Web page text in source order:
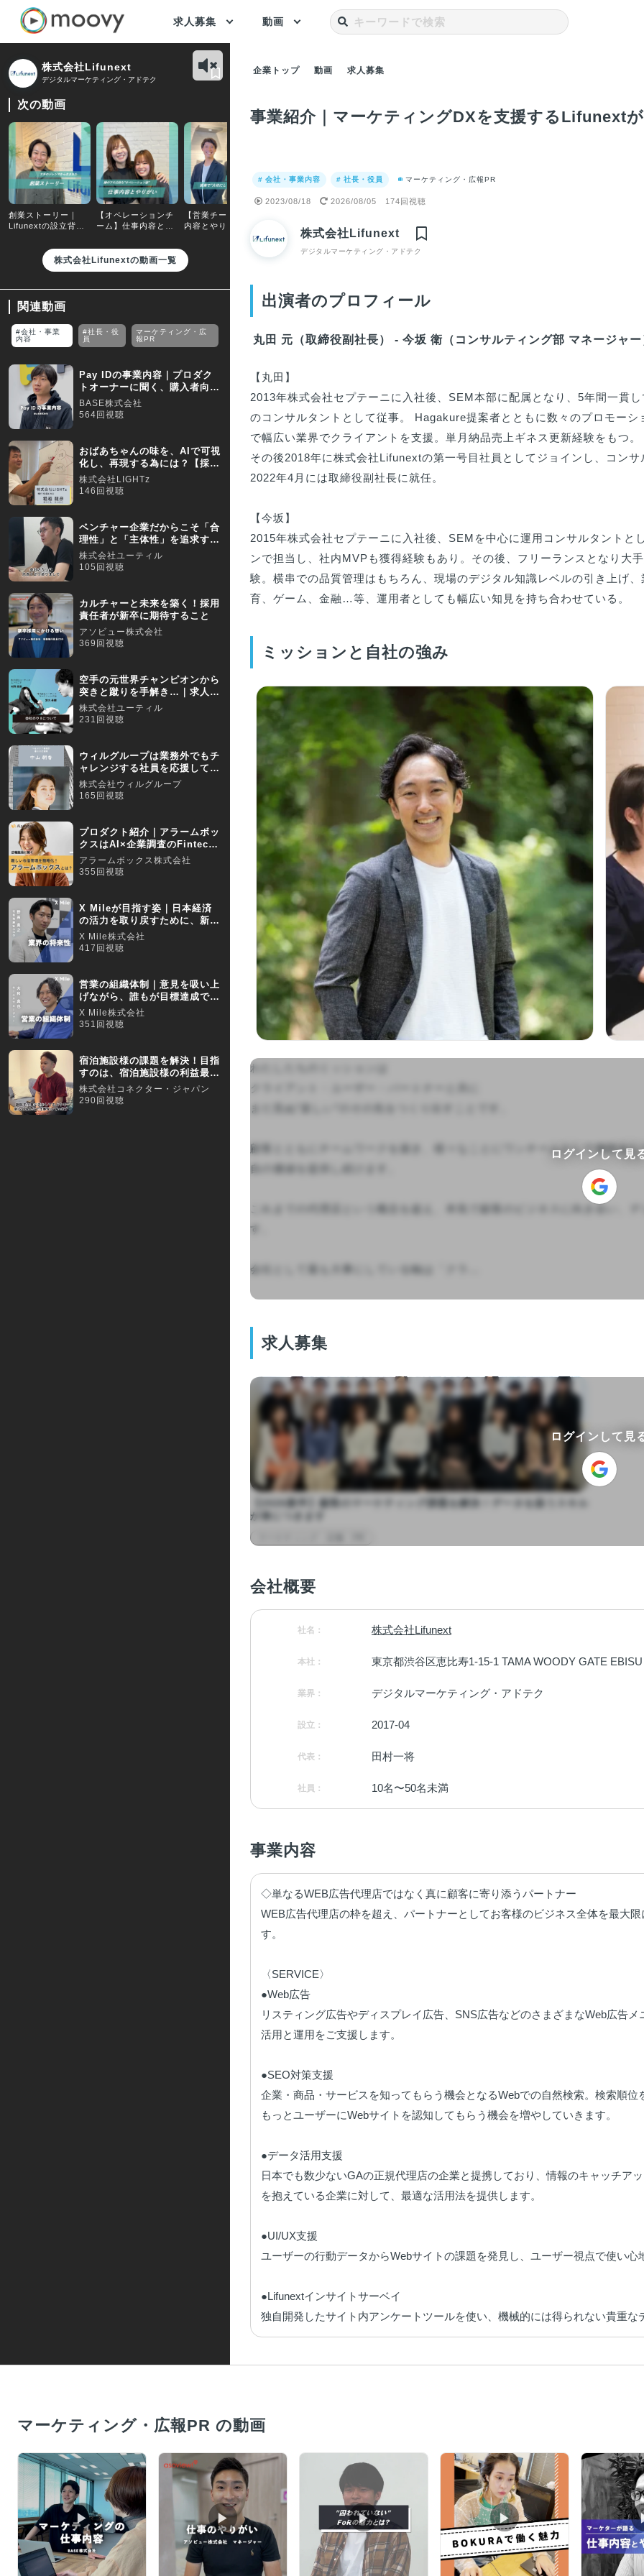
求人募集 動画
株式会社Lifunext
デジタルマーケティング・アドテク
次の動画
創業ストーリー｜
Lifunextの設立背景
【オペレーションチ
ーム】仕事内容とや
【営業チーム】仕事
内容とやりがいにつ
語る、Lifunextに入
社して良かったこと
内容とやりがいにつ
いて
株式会社Lifunextの動画一覧
関連動画
#会社・事業
内容
#社長・役
員
マーケティング・広
報PR
Pay IDの事業内容｜プロダク
トオーナーに聞く、購入者向け
新規事業とは
BASE株式会社
564回視聴
おばあちゃんの味を、AIで可視
化し、再現する為には？【採用
動画】
株式会社LIGHTz
146回視聴
ベンチャー企業だからこそ「合
理性」と「主体性」を追求する
｜求人動画インタビュー
株式会社ユーティル
105回視聴
カルチャーと未来を築く！採用
責任者が新卒に期待すること
アソビュー株式会社
369回視聴
空手の元世界チャンピオンから
突きと蹴りを手解き…｜求人動
画インタビュー
株式会社ユーティル
231回視聴
ウィルグループは業務外でもチ
ャレンジする社員を応援してく
れる文化があります
株式会社ウィルグループ
165回視聴
プロダクト紹介｜アラームボッ
クスはAI×企業調査のFintech
企業です
アラームボックス株式会社
355回視聴
X Mileが目指す姿｜日本経済
の活力を取り戻すために、新産
業を創出する！
X Mile株式会社
417回視聴
営業の組織体制｜意見を吸い上
げながら、誰もが目標達成でき
る組織作りを目指す
X Mile株式会社
351回視聴
宿泊施設様の課題を解決！目指
すのは、宿泊施設様の利益最大
化／【採用動画】
株式会社コネクター・ジャパン
290回視聴
企業トップ 動画 求人募集
事業紹介｜マーケティングDXを支援するLifunext
# 会社・事業内容 # 社長・役員 マーケティング・広報PR
2023/08/18 2026/08/05 174回視聴
株式会社Lifunext
デジタルマーケティング・アドテク
出演者のプロフィール
丸田 元（取締役副社長） - 今坂 衛（コンサルティング部 マネージャー
【丸田】
2013年株式会社セプテーニに入社後、SEM本部に配属となり、5年間一貫
のコンサルタントとして従事。 Hagakure提案者とともに数々のプロモー
で幅広い業界でクライアントを支援。単月納品売上ギネス更新経験をもつ。
その後2018年に株式会社Lifunextの第一号目社員としてジョインし、コン
2022年4月には取締役副社長に就任。
【今坂】
2015年株式会社セプテーニに入社後、SEMを中心に運用コンサルタント
ンで担当し、社内MVPも獲得経験もあり。その後、フリーランスとなり大
験。横串での品質管理はもちろん、現場のデジタル知識レベルの引き上げ
育、ゲーム、金融…等、運用者としても幅広い知見を持ち合わせている。
ミッションと自社の強み
わたしたちのミッションは
クライアント・ユーザー・パートナーと共に
まだ見ぬ“楽しい”のその先をつくり出すことです。
顧客とともにチームワークを築き、様々なことにワンチームとして挑戦を
自の価値を提供し続けます。
これまでの代理店という概念を超え、本気で顧客のビジネスに向き合い、
す。
会社として最も大事にしている軸は「クラ...
ログインして見
求人募集
ログインして見
【2026新卒】顧客のマーケティング課題を解決！データを扱うスキル
が身につきます
会社概要
社名： 株式会社Lifunext
本社： 東京都渋谷区恵比寿1-15-1 TAMA WOODY GATE
業界： デジタルマーケティング・アドテク
設立： 2017-04
代表： 田村一将
社員： 10名〜50名未満
事業内容
◇単なるWEB広告代理店ではなく真に顧客に寄り添うパートナー
WEB広告代理店の枠を超え、パートナーとしてお客様のビジネス全体を最大
す。
〈SERVICE〉
●Web広告
リスティング広告やディスプレイ広告、SNS広告などのさまざまなWeb広告
活用と運用をご支援します。
●SEO対策支援
企業・商品・サービスを知ってもらう機会となるWebでの自然検索。検索順
もっとユーザーにWebサイトを認知してもらう機会を増やしていきます。
●データ活用支援
日本でも数少ないGAの正規代理店の企業と提携しており、情報のキャッチア
を抱えている企業に対して、最適な活用法を提供します。
●UI/UX支援
ユーザーの行動データからWebサイトの課題を発見し、ユーザー視点で使い
●Lifunextインサイトサーベイ
独自開発したサイト内アンケートツールを使い、機械的には得られない貴重な
マーケティング・広報PR の動画
▶︎ ▶︎ ▶︎ ▶︎